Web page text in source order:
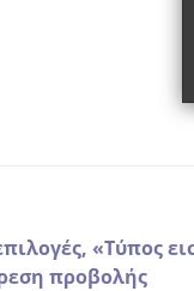
«Τύπος
προβολής